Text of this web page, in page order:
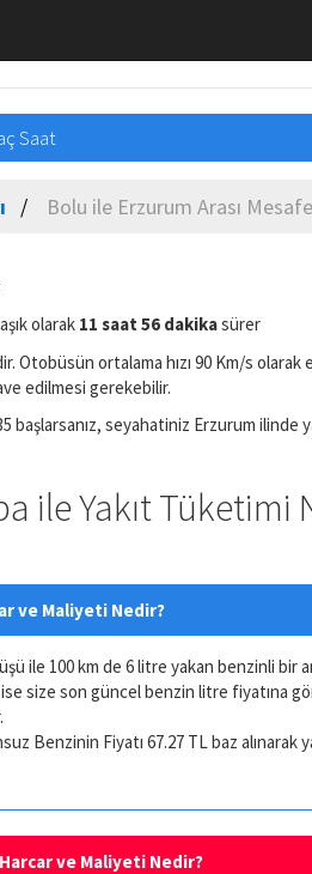
Saat
Bolu ile Erzurum Arası
olarak 11 saat 56 dakikasürer
Otobüsün ortalama hızı 90 Km/s olarak
edilmesi gerekebilir.
başlarsanız, seyahatiniz Erzurum ilinde
ile Yakıt Tüketimi
ve Maliyeti Nedir?
ile 100 km de 6 litre yakan benzinli bir
ise size son güncel benzin litre fiyatına
Benzinin Fiyatı 67.27 TL baz alınarak
ve Maliyeti Nedir?